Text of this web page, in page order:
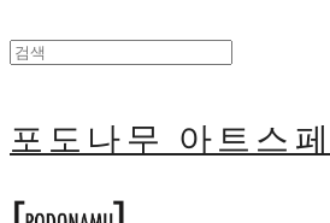
포도나무 아트스